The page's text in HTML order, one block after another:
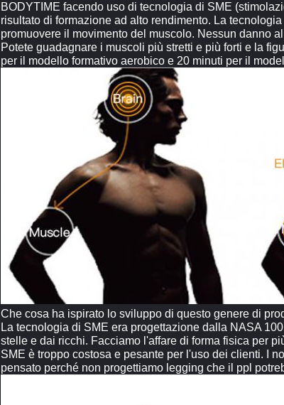
BODYTIME facendo uso di tecnologia di SME
risultato di formazione ad alto rendimento. La
promuovere il movimento del muscolo. Nessun danno
Potete guadagnare i muscoli più stretti e più forti e la
per il modello formativo aerobico e 20 minuti per il
Che cosa ha ispirato lo sviluppo di questo genere di
La tecnologia di SME era progettazione dalla NASA
stelle e dai ricchi. Facciamo l'affare di forma fisica per
SME è troppo costosa e pesante per l'uso dei clienti. I
pensato perché non progettiamo legging che il ppl